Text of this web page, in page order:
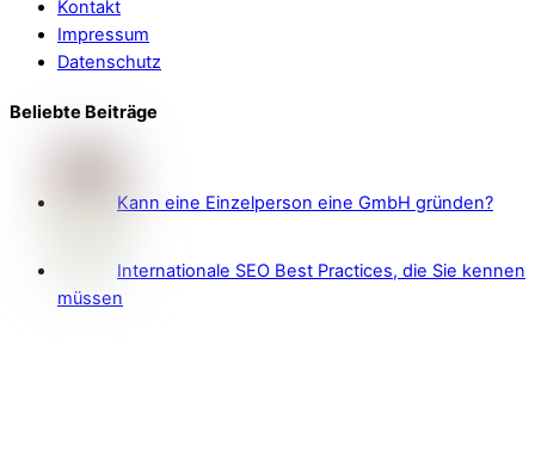
Kontakt
Impressum
Datenschutz
Beliebte Beiträge
Kann eine Einzelperson eine GmbH gründen?
Internationale SEO Best Practices, die Sie kennen
müssen